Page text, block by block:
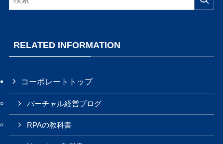
RELATED INFORMATION
コーポレートトップ
バーチャル経営ブログ
RPAの教科書